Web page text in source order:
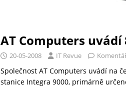
AT Computers
20-05-2008 IT Revue
Společnost AT Computers uvádí na
stanice Integra 9000, primárně